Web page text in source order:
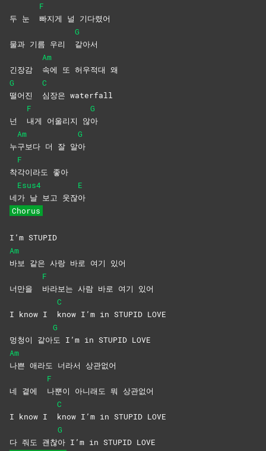
두 눈
F
빠지게 널 기다렸어
물과 기름 우리
G
같아서
긴장감
Am
속에 또 허우적대 왜
G
떨어진
C
심장은 waterfall
넌
F
내게 어울리지 않
G
아
누
Am
구보다 더 잘 알
G
아
착
F
각이라도 좋아
네
Esus4
가 날 보고 웃잖
E
아
Chorus
I’m STUPID
Am
바보 같은 사랑 바로 여기 있어
너만을
F
바라보는 사람 바로 여기 있어
I know I
C
know I’m in STUPID LOVE
멍청이 같아
G
도 I’m in STUPID LOVE
Am
나쁜 애라도 너라서 상관없어
네 곁에
F
나뿐이 아니래도 뭐 상관없어
I know I
C
know I’m in STUPID LOVE
다 줘도 괜찮
G
아 I’m in STUPID LOVE